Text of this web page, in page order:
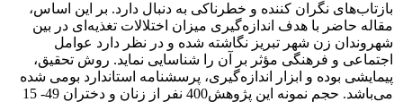
بازتاب‌های نگران کننده و خطرناکی به دنبال دارد. بر‌ این اساس،
مقاله حاضر با هدف اندازه‌گیری میزان اختلالات تغذیه‌ای در بین
شهروندان زن شهر تبریز نگاشته شده و در نظر دارد عوامل
اجتماعی و فرهنگی مؤثر بر آن را شناسایی نماید. روش تحقیق،
پیمایشی بوده و ابزار اندازه‌گیری، پرسشنامه استاندارد بومی شده
می‌باشد. حجم نمونه این پژوهش400 نفر از زنان و دختران 49- 15